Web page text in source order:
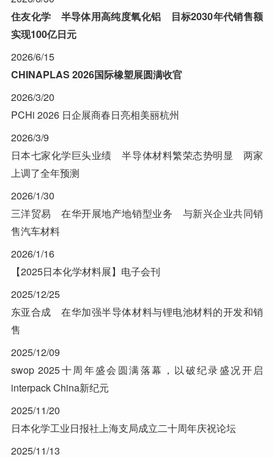
住友化学 半导体用高纯度氧化铝 目标2030年代销售额
实现100亿日元
2026/6/15
CHINAPLAS 2026国际橡塑展圆满收官
2026/3/20
PCHi 2026 日企展商春日亮相美丽杭州
2026/3/9
日本七家化学巨头业绩 半导体材料繁荣态势明显 两家
上调了全年预测
2026/1/30
三洋贸易 在华开展地产地销型业务 与新兴企业共同销
售汽车材料
2026/1/16
【2025日本化学材料展】电子会刊
2025/12/25
东亚合成 在华加强半导体材料与锂电池材料的开发和销
售
2025/12/09
swop 2025十周年盛会圆满落幕，以破纪录盛况开启
interpack China新纪元
2025/11/20
日本化学工业日报社上海支局成立二十周年庆祝论坛
2025/11/13